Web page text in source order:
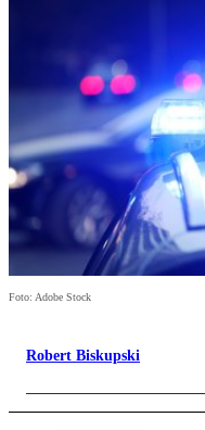
Foto: Adobe Stock
Robert Biskupski